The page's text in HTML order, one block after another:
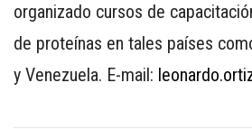
organizado cursos de
de proteínas en tales países
y Venezuela. E-mail: